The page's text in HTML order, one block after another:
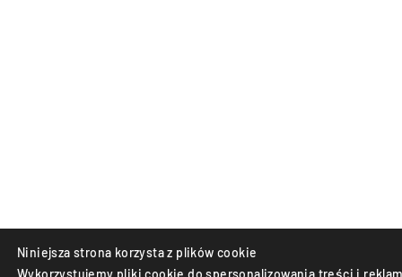
Niniejsza strona korzysta z plików cookie
Wykorzystujemy pliki cookie do spersonalizowania treści i